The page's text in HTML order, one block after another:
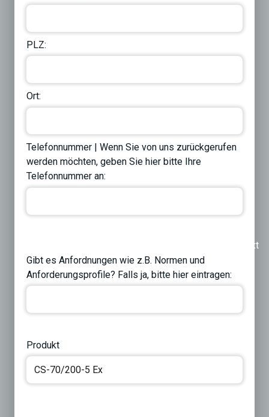
PLZ:
Ort:
Telefonnummer | Wenn Sie von uns zurückgerufen
werden möchten, geben Sie hier bitte Ihre
Telefonnummer an:
Next
Gibt es Anfordnungen wie z.B. Normen und
Anforderungsprofile? Falls ja, bitte hier eintragen:
Produkt